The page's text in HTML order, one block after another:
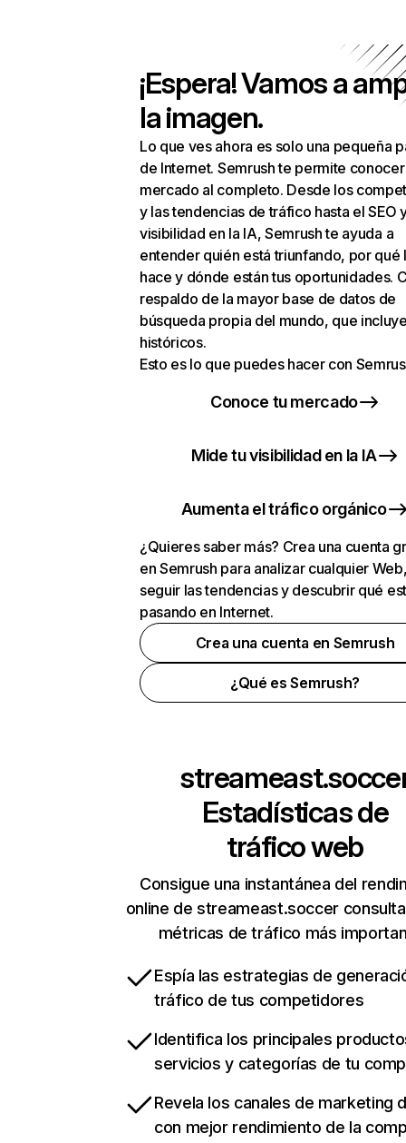
¡Espera! Vamos a
la imagen.
Lo que ves ahora es solo una pequeña
de Internet. Semrush te permite
mercado al completo. Desde los
y las tendencias de tráfico hasta el SEO
visibilidad en la IA, Semrush te ayuda a
entender quién está triunfando, por qué
hace y dónde están tus oportunidades.
respaldo de la mayor base de datos de
búsqueda propia del mundo, que
históricos.
Esto es lo que puedes hacer con
Conoce tu mercado
Mide tu visibilidad en la IA
Aumenta el tráfico orgánico
¿Quieres saber más? Crea una cuenta
en Semrush para analizar cualquier
seguir las tendencias y descubrir qué
pasando en Internet.
Crea una cuenta en Semrush
¿Qué es Semrush?
Estadísticas de
tráfico web
Consigue una instantánea del
online de streameast.soccer
métricas de tráfico más
Espía las estrategias de
tráfico de tus competidores
Identifica los principales
servicios y categorías de tu
Revela los canales de marketing
con mejor rendimiento de la